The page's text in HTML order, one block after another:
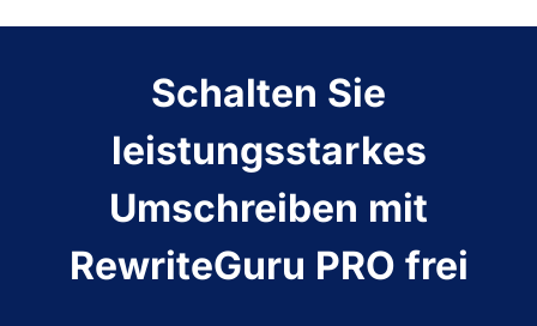
Schalten Sie
leistungsstarkes
Umschreiben mit
RewriteGuru PRO frei